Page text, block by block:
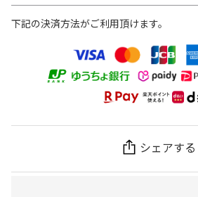
下記の決済方法がご利用頂けます。
シェアする